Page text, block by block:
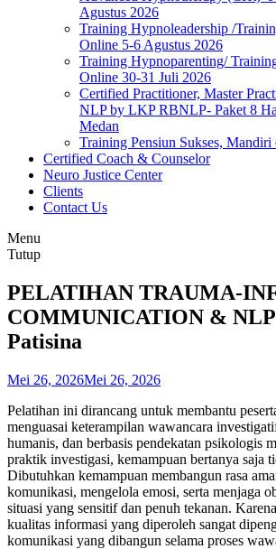
Agustus 2026
Training Hypnoleadership /
Online 5-6 Agustus 2026
Training Hypnoparenting/
Online 30-31 Juli 2026
Certified Practitioner, Master
NLP by LKP RBNLP- Paket 8
Medan
Training Pensiun Sukses, Mandiri
Certified Coach & Counselor
Neuro Justice Center
Clients
Contact Us
Menu
Tutup
PELATIHAN TRAUMA-
COMMUNICATION &
Patisina
Mei 26, 2026Mei 26, 2026
Pelatihan ini dirancang untuk membantu
menguasai keterampilan wawancara
humanis, dan berbasis pendekatan psikologis
praktik investigasi, kemampuan bertanya saja
Dibutuhkan kemampuan membangun rasa
komunikasi, mengelola emosi, serta menjaga
situasi yang sensitif dan penuh tekanan.
kualitas informasi yang diperoleh sangat
komunikasi yang dibangun selama proses